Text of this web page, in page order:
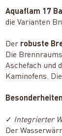
Aquaflam 17
die Varianten
Der robuste
Die
Aschefach und
Kaminofens.
✓ Integrierter
Der